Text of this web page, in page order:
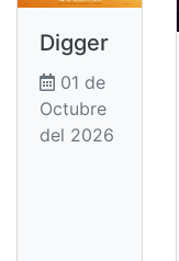
Digger
01 de
Octubre
del 2026